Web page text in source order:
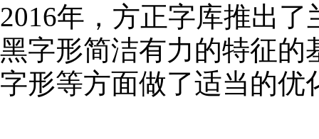
2016年，方正字库推出
黑字形简洁有力的特征的
字形等方面做了适当的优